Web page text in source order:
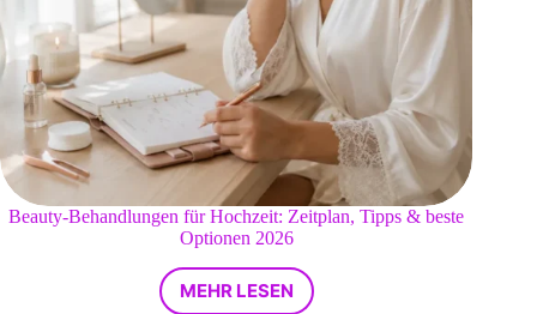
Beauty-Behandlungen für Hochzeit: Zeitplan, Tipps & beste
Optionen 2026
MEHR LESEN